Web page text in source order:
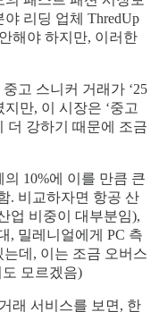
리딩 업체 ThredUp
해야 하지만, 이러한
중고 스니커 거래가 ‘25
만, 이 시장은 ‘중고
더 강하기 때문에 조금
의 10%에 이를 만큼 큰
. 비교하자면 항공 산
업 비중이 대부분임),
, 밀레니얼에게 PC 측
데, 이는 조금 오버스
모르겠음)
래 서비스를 보면, 한